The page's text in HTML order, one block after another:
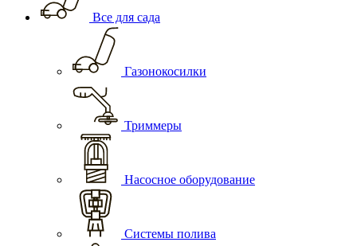
Все для сада
Газонокосилки
Триммеры
Насосное оборудование
Системы полива